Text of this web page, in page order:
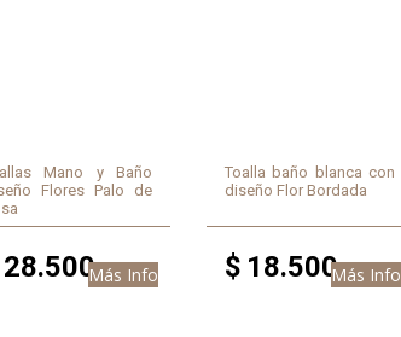
Mano y Baño
Flores Palo de
28.500Más Info
Toalla baño blanca con
diseño Flor Bordada
$ 18.500Más Info